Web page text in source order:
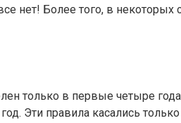
нет! Более того, в
только в первые четыре
правила касались только